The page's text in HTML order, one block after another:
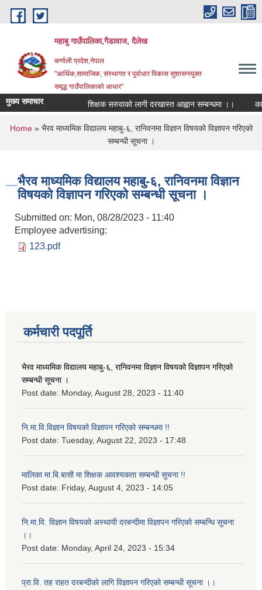
Skip to main content
महाबु गाउँपालिका,गैडावाज, दैलेख
कर्णाली प्रदेश,नेपाल
"आर्थिक,सामाजिक, संस्थागत र पुर्वाधार विकास सुशासनयुक्त
समृद्ध गाउँपालिकाकाे आधार"
मुख्य समाचार शिक्षक सरुवाको लागी दरखास्त आह्वान सम्बन्धमा ।।
You are here
Home» भैरव माध्यमिक विद्यालय महाबु-६, रानिवनमा विज्ञान विषयको विज्ञापन गरिएको
सम्बन्धी सूचना ।
भैरव माध्यमिक विद्यालय महाबु-६, रानिवनमा विज्ञान
विषयको विज्ञापन गरिएको सम्बन्धी सूचना ।
Submitted on: Mon, 08/28/2023 - 11:40
Employee advertising:
123.pdf
कर्मचारी पदपूर्ति
भैरव माध्यमिक विद्यालय महाबु-६, रानिवनमा विज्ञान विषयको विज्ञापन गरिएको
सम्बन्धी सूचना ।
Post date: Monday, August 28, 2023 - 11:40
नि.मा.वि.विज्ञान विषयको विज्ञापन गरिएको सम्बन्धमा !!
Post date: Tuesday, August 22, 2023 - 17:48
मालिका मा.बि.बासी मा शिक्षक आवश्यकता सम्बन्धी सुचना !!
Post date: Friday, August 4, 2023 - 14:05
नि.मा.वि. विज्ञान विषयको अस्थायी दरबन्दीमा विज्ञापन गरिएको सम्बन्धि सूचना
।।
Post date: Monday, April 24, 2023 - 15:34
प्रा.वि. तह राहत दरबन्दीको लागि विज्ञापन गरिएको सम्बन्धी सूचना ।।